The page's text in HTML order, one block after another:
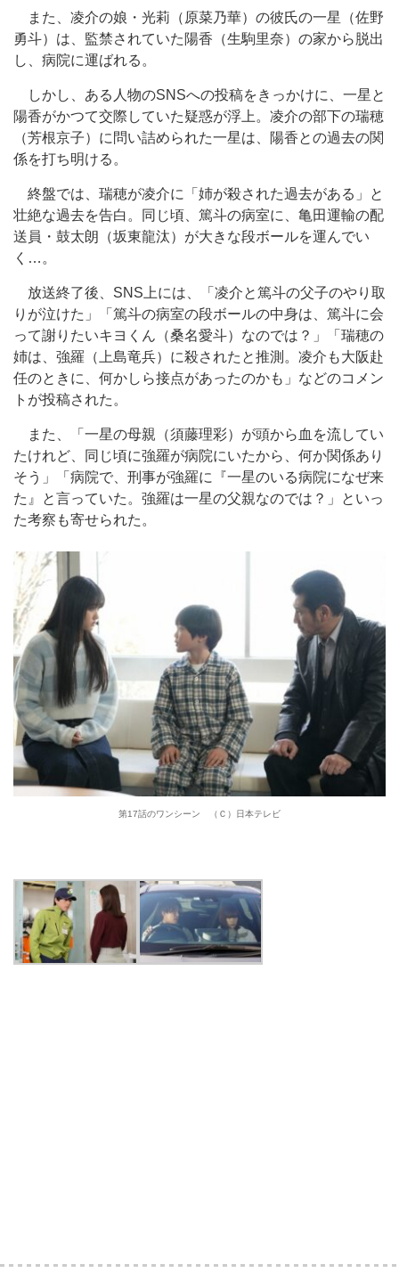
また、凌介の娘・光莉（原菜乃華）の彼氏の一星（佐野
勇斗）は、監禁されていた陽香（生駒里奈）の家から脱出
し、病院に運ばれる。
しかし、ある人物のSNSへの投稿をきっかけに、一星と
陽香がかつて交際していた疑惑が浮上。凌介の部下の瑞穂
（芳根京子）に問い詰められた一星は、陽香との過去の関
係を打ち明ける。
終盤では、瑞穂が凌介に「姉が殺された過去がある」と
壮絶な過去を告白。同じ頃、篤斗の病室に、亀田運輸の配
送員・鼓太朗（坂東龍汰）が大きな段ボールを運んでい
く…。
放送終了後、SNS上には、「凌介と篤斗の父子のやり取
りが泣けた」「篤斗の病室の段ボールの中身は、篤斗に会
って謝りたいキヨくん（桑名愛斗）なのでは？」「瑞穂の
姉は、強羅（上島竜兵）に殺されたと推測。凌介も大阪赴
任のときに、何かしら接点があったのかも」などのコメン
トが投稿された。
また、「一星の母親（須藤理彩）が頭から血を流してい
たけれど、同じ頃に強羅が病院にいたから、何か関係あり
そう」「病院で、刑事が強羅に『一星のいる病院になぜ来
た』と言っていた。強羅は一星の父親なのでは？」といっ
た考察も寄せられた。
第17話のワンシーン （Ｃ）日本テレビ